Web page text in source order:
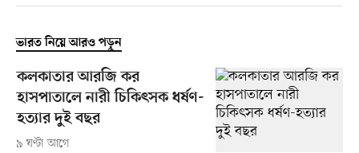
ভারত নিয়ে আরও পড়ুন
কলকাতার আরজি কর
হাসপাতালে নারী চিকিৎসক ধর্ষণ-
হত্যার দুই বছর
৯ ঘণ্টা আগে